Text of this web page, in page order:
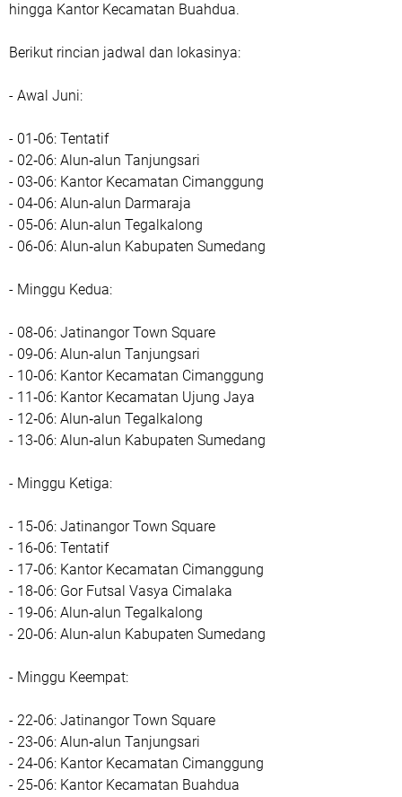
hingga Kantor Kecamatan Buahdua.
Berikut rincian jadwal dan lokasinya:
- Awal Juni:
- 01‑06: Tentatif
- 02‑06: Alun‑alun Tanjungsari
- 03‑06: Kantor Kecamatan Cimanggung
- 04‑06: Alun‑alun Darmaraja
- 05‑06: Alun‑alun Tegalkalong
- 06‑06: Alun‑alun Kabupaten Sumedang
- Minggu Kedua:
- 08‑06: Jatinangor Town Square
- 09‑06: Alun‑alun Tanjungsari
- 10‑06: Kantor Kecamatan Cimanggung
- 11‑06: Kantor Kecamatan Ujung Jaya
- 12‑06: Alun‑alun Tegalkalong
- 13‑06: Alun‑alun Kabupaten Sumedang
- Minggu Ketiga:
- 15‑06: Jatinangor Town Square
- 16‑06: Tentatif
- 17‑06: Kantor Kecamatan Cimanggung
- 18‑06: Gor Futsal Vasya Cimalaka
- 19‑06: Alun‑alun Tegalkalong
- 20‑06: Alun‑alun Kabupaten Sumedang
- Minggu Keempat:
- 22‑06: Jatinangor Town Square
- 23‑06: Alun‑alun Tanjungsari
- 24‑06: Kantor Kecamatan Cimanggung
- 25‑06: Kantor Kecamatan Buahdua